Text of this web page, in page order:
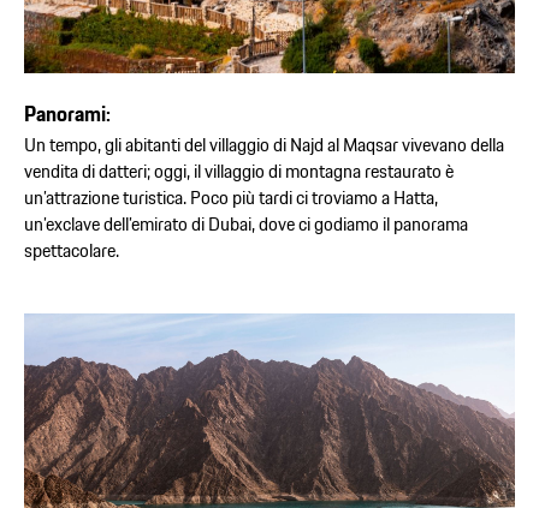
Panorami:
Un tempo, gli abitanti del villaggio di Najd al Maqsar vivevano della
vendita di datteri; oggi, il villaggio di montagna restaurato è
un’attrazione turistica. Poco più tardi ci troviamo a Hatta,
un’exclave dell’emirato di Dubai, dove ci godiamo il panorama
spettacolare.